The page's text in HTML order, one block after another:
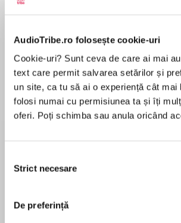
AudioTribe.ro folosește cookie-uri
Cookie-uri? Sunt ceva de care ai mai
text care permit salvarea setărilor și
un site, ca tu să ai o experiență cât mai
folosi numai cu permisiunea ta și îți
oferi. Poți schimba sau anula oricând
consimțământului
Strict necesare
De preferință
Elita de Argint (Elita
Diavolul se îmbracă de
Desprecarte
of the Pacific Ocean leads a
challenge the notion of what it
human.
MAI MULT